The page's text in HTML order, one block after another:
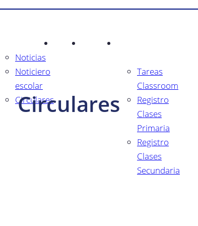
Publicaciones
Noticias
Noticiero
escolar
Circulares
Galería Contacto
Tareas
Classroom
Registro
Clases
Primaria
Registro
Clases
Secundaria
Circulares